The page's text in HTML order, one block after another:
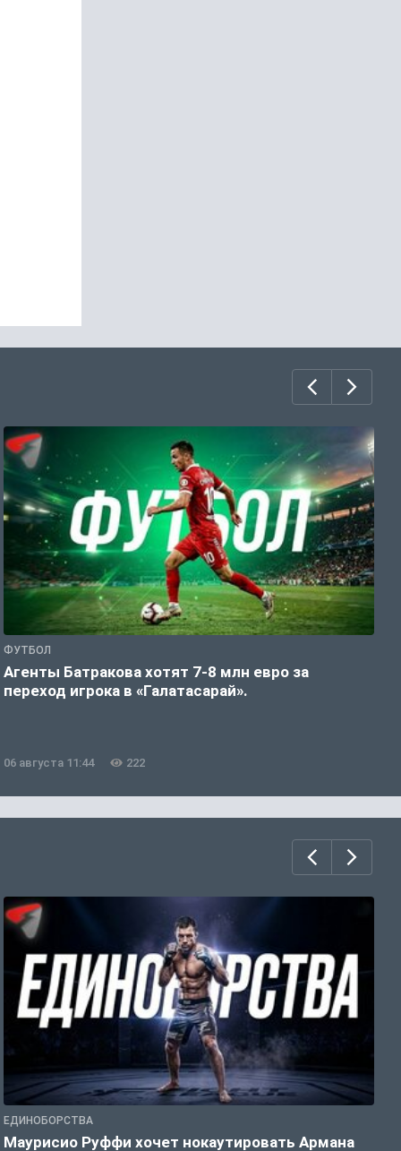
ФУТБОЛ
Агенты Батракова хотят 7-8 млн евро за
переход игрока в «Галатасарай».
06 августа 11:44 222
ЕДИНОБОРСТВА
Маурисио Руффи хочет нокаутировать Армана